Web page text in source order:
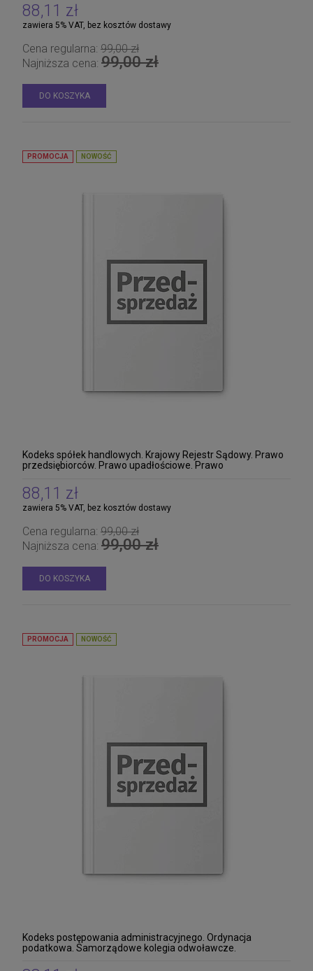
88,11 zł
zawiera 5% VAT, bez kosztów dostawy
Cena regularna: 99,00 zł
Najniższa cena: 99,00 zł
DO KOSZYKA
Kodeks spółek handlowych. Krajowy Rejestr Sądowy. Prawo
przedsiębiorców. Prawo upadłościowe. Prawo
88,11 zł
zawiera 5% VAT, bez kosztów dostawy
Cena regularna: 99,00 zł
Najniższa cena: 99,00 zł
DO KOSZYKA
PROMOCJA NOWOŚĆ
Kodeks postępowania administracyjnego. Ordynacja
podatkowa. Samorządowe kolegia odwoławcze.
PROMOCJA NOWOŚĆ